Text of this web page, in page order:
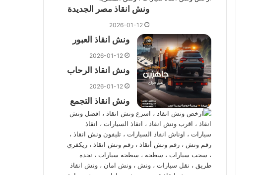
ونش انقاذ مصر الجديدة
2026-01-12
ونش انقاذ العبور
2026-01-12
ونش انقاذ الرحاب
2026-01-12
ونش انقاذ التجمع